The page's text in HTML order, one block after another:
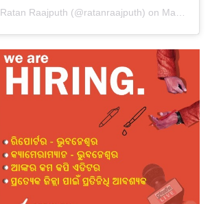
Ratan Raajputh (@ratanraajputh) on Mar 31, 2020 at 8:34am PDT